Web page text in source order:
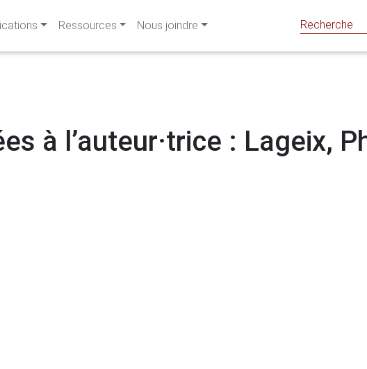
Ressources Nous joindre
à l’auteur·trice : Lageix,